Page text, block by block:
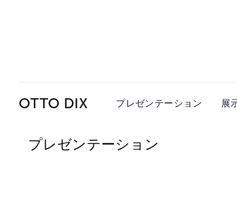
OTTO DIX プレゼンテーション 展
プレゼンテーション